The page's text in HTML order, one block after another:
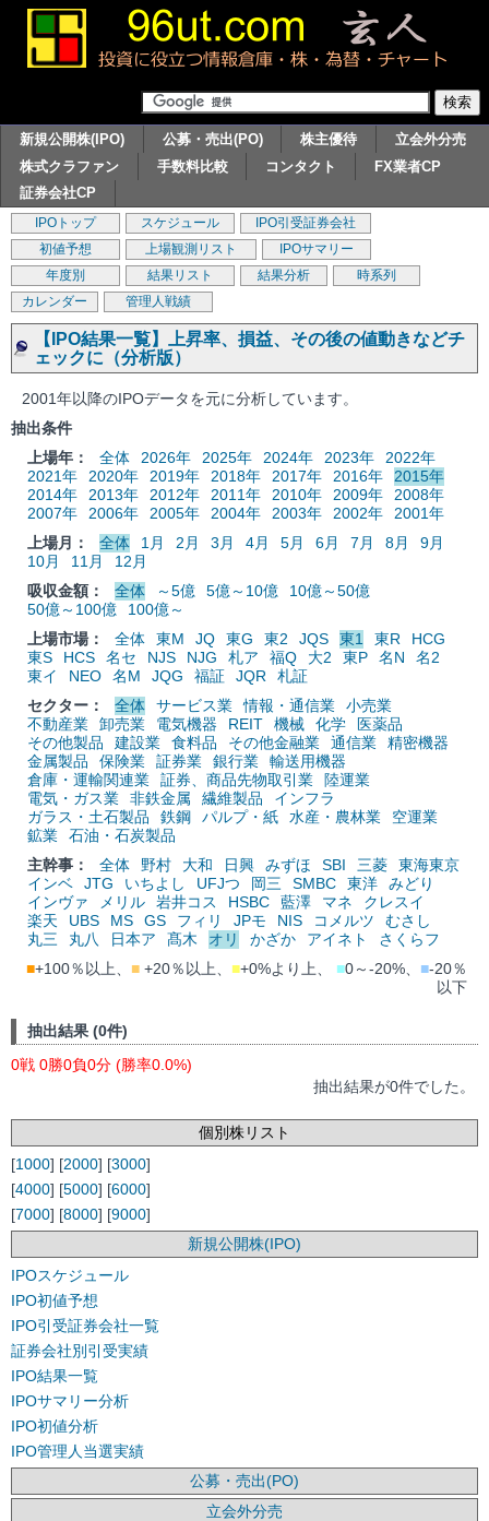
新規公開株(IPO) 公募・売出(PO) 株主優待
立会外分売
株式クラファン
手数料比較 コンタクト
FX業者CP
証券会社CP
IPOトップ スケジュール
IPO引受証券会社
初値予想
上場観測リスト
IPOサマリー
年度別
結果リスト 結果分析
時系列
カレンダー
管理人戦績
【IPO結果一覧】上昇率、損益、その後の値動きなどチ
ェックに（分析版）
2001年以降のIPOデータを元に分析しています。
抽出条件
上場年：
全体 2026年 2025年 2024年 2023年
2022年
2021年
2020年 2019年 2018年 2017年 2016年
2015年
2014年
2013年 2012年 2011年 2010年 2009年
2008年
2007年
2006年 2005年 2004年 2003年 2002年
2001年
上場月：
全体 1月 2月 3月 4月 5月 6月 7月 8月
9月
10月
11月
12月
吸収金額：
全体 ～5億 5億～10億
10億～50億
50億～100億
100億～
上場市場：
全体 東M JQ 東G 東2 JQS 東1 東R
HCG
東S
HCS 名セ NJS NJG 札ア 福Q 大2 東P 名N
名2
東イ
NEO 名M JQG 福証 JQR
札証
セクター：
全体 サービス業 情報・通信業
小売業
不動産業
卸売業 電気機器 REIT 機械 化学
医薬品
その他製品
建設業 食料品 その他金融業 通信業
精密機器
金属製品
保険業 証券業 銀行業
輸送用機器
倉庫・運輸関連業
証券、商品先物取引業
陸運業
電気・ガス業
非鉄金属 繊維製品
インフラ
ガラス・土石製品
鉄鋼 パルプ・紙 水産・農林業
空運業
鉱業
石油・石炭製品
主幹事：
全体 野村 大和 日興 みずほ SBI 三菱
東海東京
インベ
JTG いちよし UFJつ 岡三 SMBC 東洋
みどり
インヴァ
メリル 岩井コス HSBC 藍澤 マネ
クレスイ
楽天
UBS MS GS フィリ JPモ NIS コメルツ
むさし
丸三
丸八 日本ア 髙木 オリ かざか アイネト
さくらフ
■+100％以上、 ■ +20％以上、 ■+0%より上、 ■0～-20%、 ■-20％
以下
抽出結果 (0件)
0戦 0勝0負0分 (勝率0.0%)
抽出結果が0件でした。
個別株リスト
[1000] [2000] [3000]
[4000] [5000] [6000]
[7000] [8000] [9000]
新規公開株(IPO)
IPOスケジュール
IPO初値予想
IPO引受証券会社一覧
証券会社別引受実績
IPO結果一覧
IPOサマリー分析
IPO初値分析
IPO管理人当選実績
公募・売出(PO)
立会外分売